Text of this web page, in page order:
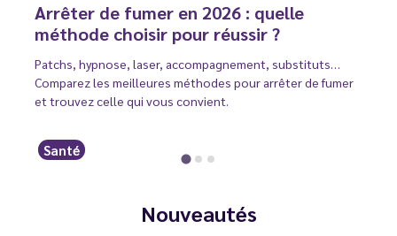
Arrêter de fumer en 2026 : quelle
méthode choisir pour réussir ?
Patchs, hypnose, laser, accompagnement, substituts…
Comparez les meilleures méthodes pour arrêter de fumer
et trouvez celle qui vous convient.
Santé
Nouveautés